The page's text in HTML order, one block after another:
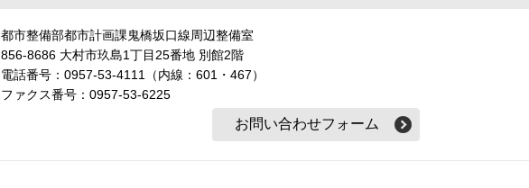
都市整備部都市計画課鬼橋坂口線周辺整備室
856-8686 大村市玖島1丁目25番地 別館2階
電話番号：0957-53-4111（内線：601・467）
ファクス番号：0957-53-6225